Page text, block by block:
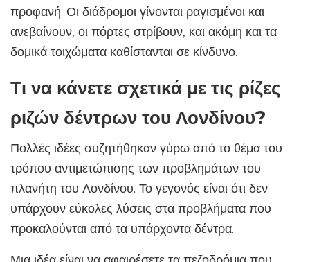
προφανή. Οι διάδρομοι γίνονται ραγισμένοι και
ανεβαίνουν, οι πόρτες στρίβουν, και ακόμη και τα
δομικά τοιχώματα καθίστανται σε κίνδυνο.
Τι να κάνετε σχετικά με τις ρίζες
ριζών δέντρων του Λονδίνου?
Πολλές ιδέες συζητήθηκαν γύρω από το θέμα του
τρόπου αντιμετώπισης των προβλημάτων του
πλανήτη του Λονδίνου. Το γεγονός είναι ότι δεν
υπάρχουν εύκολες λύσεις στα προβλήματα που
προκαλούνται από τα υπάρχοντα δέντρα.